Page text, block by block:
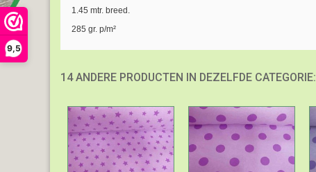
9,5
1.45 mtr. breed.
285 gr. p/m²
14 ANDERE PRODUCTEN IN DEZELFDE CATEGORIE: